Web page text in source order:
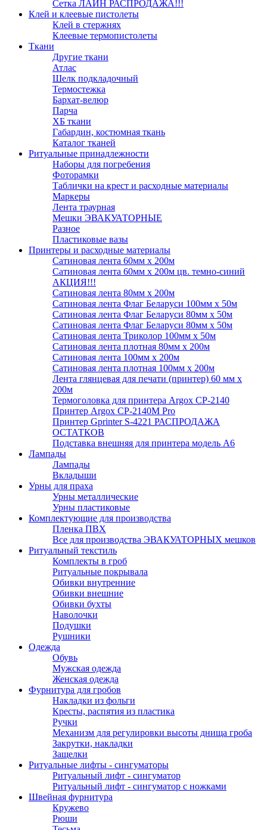
Сетка ЛАЙН РАСПРОДАЖА!!!
Клей и клеевые пистолеты
Клей в стержнях
Клеевые термопистолеты
Ткани
Другие ткани
Атлас
Шелк подкладочный
Термостежка
Бархат-велюр
Парча
ХБ ткани
Габардин, костюмная ткань
Каталог тканей
Ритуальные принадлежности
Наборы для погребения
Фоторамки
Таблички на крест и расходные материалы
Маркеры
Лента траурная
Мешки ЭВАКУАТОРНЫЕ
Разное
Пластиковые вазы
Принтеры и расходные материалы
Сатиновая лента 60мм х 200м
Сатиновая лента 60мм х 200м цв. темно-синий
АКЦИЯ!!!
Сатиновая лента 80мм х 200м
Сатиновая лента Флаг Беларуси 100мм х 50м
Сатиновая лента Флаг Беларуси 80мм х 50м
Сатиновая лента Флаг Беларуси 80мм х 50м
Сатиновая лента Триколор 100мм х 50м
Сатиновая лента плотная 80мм х 200м
Сатиновая лента 100мм х 200м
Сатиновая лента плотная 100мм х 200м
Лента глянцевая для печати (принтер) 60 мм х
200м
Термоголовка для принтера Argox CP-2140
Принтер Argox CP-2140M Pro
Принтер Gprinter S-4221 РАСПРОДАЖА
ОСТАТКОВ
Подставка внешняя для принтера модель А6
Лампады
Лампады
Вкладыши
Урны для праха
Урны металлические
Урны пластиковые
Комплектующие для производства
Пленка ПВХ
Все для производства ЭВАКУАТОРНЫХ мешков
Ритуальный текстиль
Комплекты в гроб
Ритуальные покрывала
Обивки внутренние
Обивки внешние
Обивки бухты
Наволочки
Подушки
Рушники
Одежда
Обувь
Мужская одежда
Женская одежда
Фурнитура для гробов
Накладки из фольги
Кресты, распятия из пластика
Ручки
Механизм для регулировки высоты днища гроба
Закрутки, накладки
Защелки
Ритуальные лифты - сингуматоры
Ритуальный лифт - сингуматор
Ритуальный лифт - сингуматор с ножками
Швейная фурнитура
Кружево
Рюши